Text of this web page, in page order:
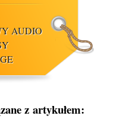
AUDIO
z artykułem: